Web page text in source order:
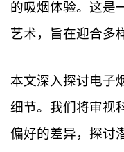
的吸烟体验。这是
艺术，旨在迎合多
本文深入探讨电子
细节。我们将审视
偏好的差异，探讨